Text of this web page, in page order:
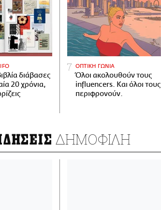
διάβασες
20 χρόνια,
ΟΠΤΙΚΗ ΓΩΝΙΑ
Όλοι ακολουθούν τους
influencers. Και όλοι τους
περιφρονούν.
ΔΗΜΟΦΙΛΗ